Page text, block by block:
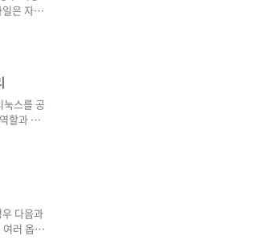
은 자동
조치
요.해
스를 공
할과 차
내용으
* 내용
다음과
여러 옵션
형식: